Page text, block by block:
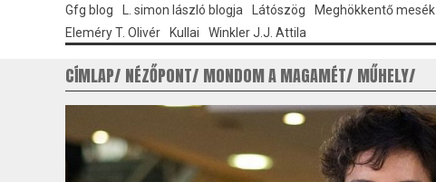
Gfg blog
L. simon lászló blogja Látószög Meghökkentő mesék
Eleméry T. Olivér
Kullai Winkler J.J. Attila
CÍMLAP NÉZŐPONT MONDOM A MAGAMÉT MŰHELY